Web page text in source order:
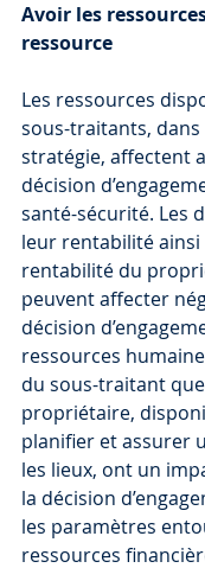
Avoir les
ressource
Les ressources
sous-traitants, dans
stratégie, affectent
décision
santé-sécurité. Les
leur rentabilité ainsi
rentabilité du
peuvent affecter
décision
ressources
du sous-traitant
propriétaire,
planifier et assurer
les lieux, ont un
la décision
les paramètres
ressources